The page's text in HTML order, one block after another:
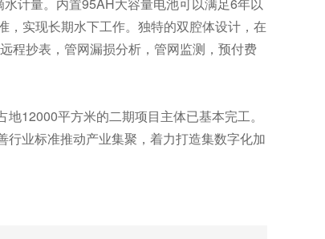
实现长期水下工作。独特的双腔体设计，在
程抄表，管网漏损分析，管网监测，预付费
12000平方米的二期项目主体已基本完工。
业标准推动产业集聚，着力打造集数字化加